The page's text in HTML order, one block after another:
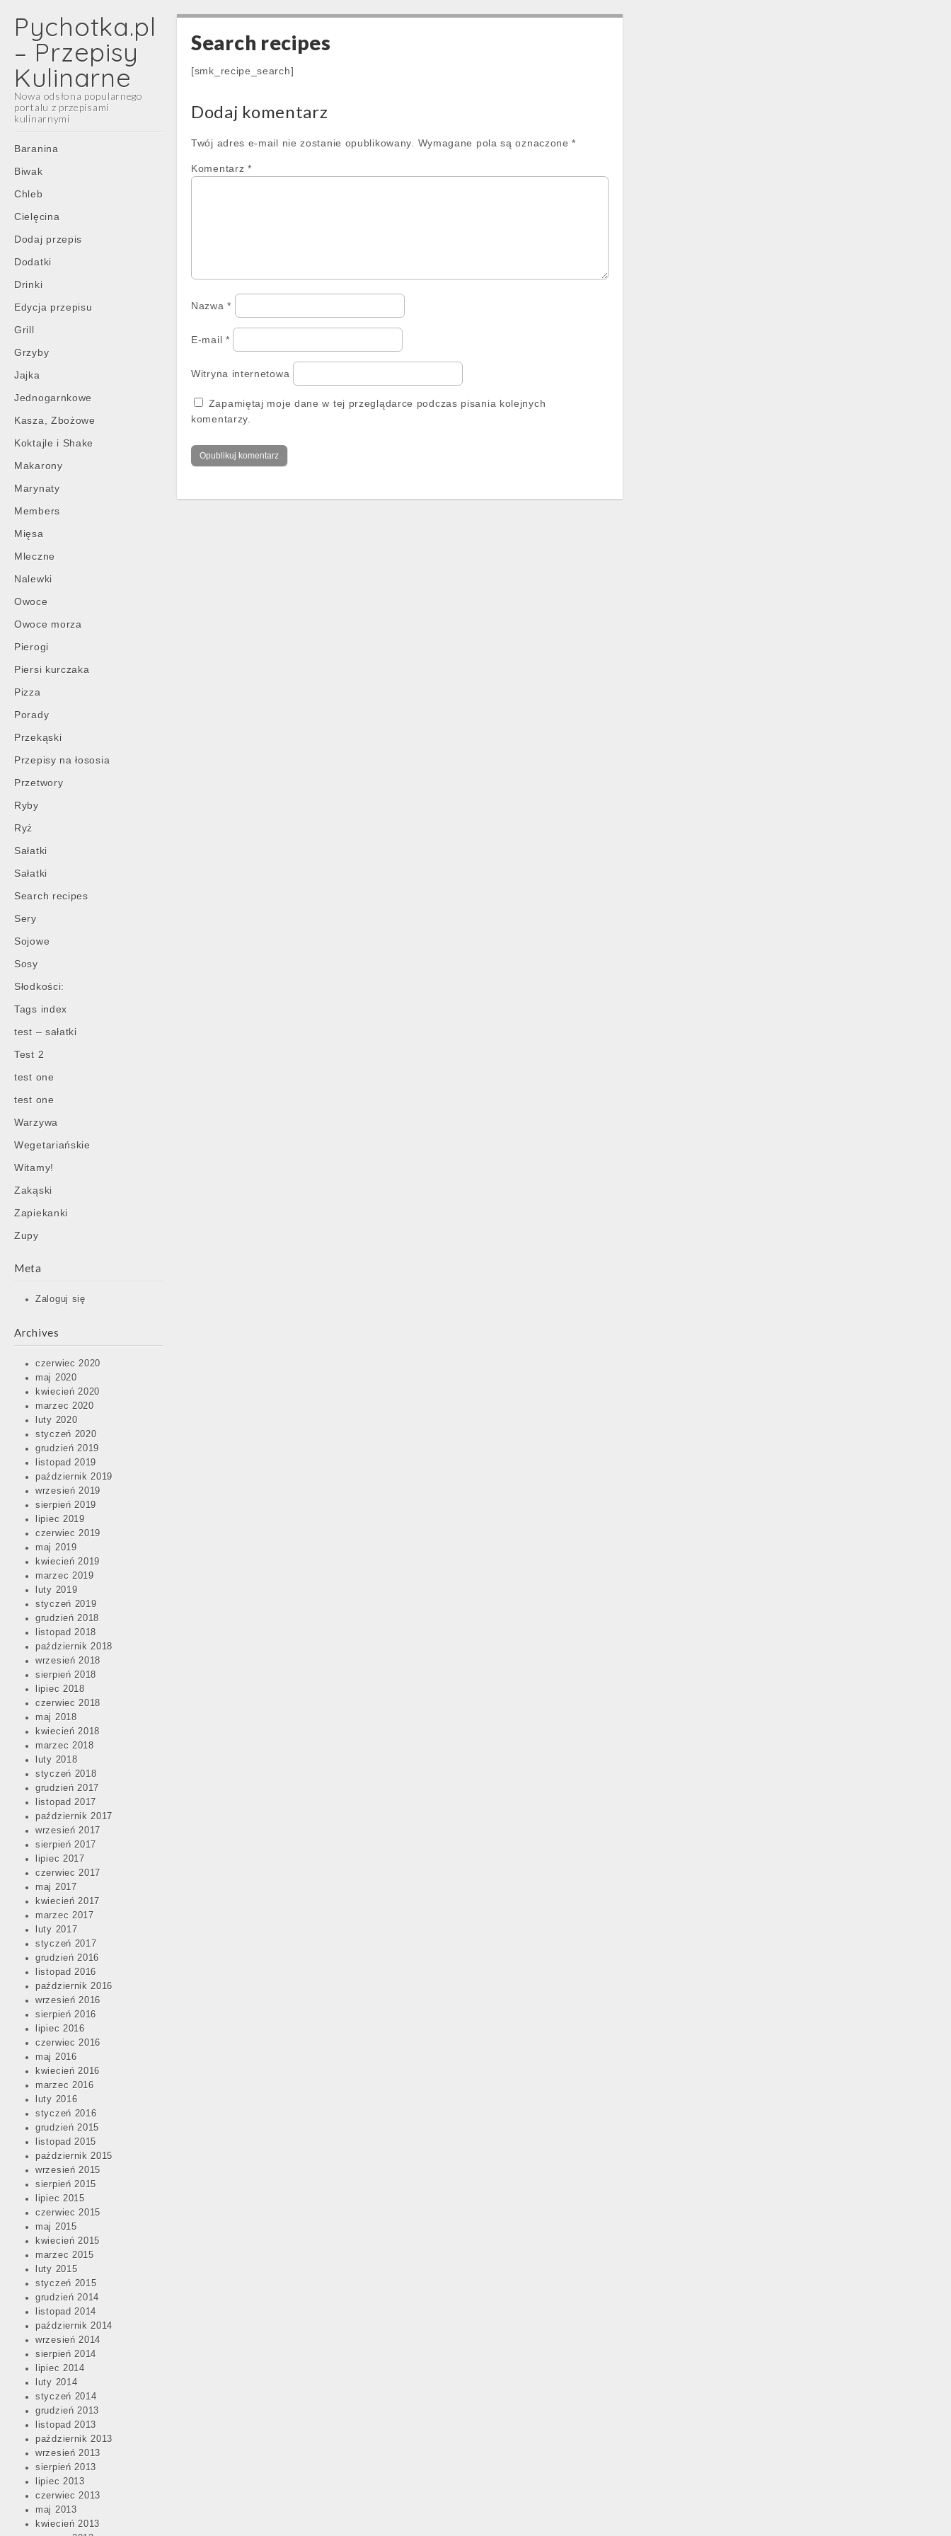
Pychotka.pl
– Przepisy
Kulinarne
Nowa odsłona popularnego
portalu z przepisami
kulinarnymi
Main
menu
Skip
content
Baranina
Biwak
Chleb
Cielęcina
Dodaj przepis
Dodatki
Drinki
Edycja przepisu
Grill
Grzyby
Jajka
Jednogarnkowe
Kasza, Zbożowe
Koktajle i Shake
Makarony
Marynaty
Members
Mięsa
Mleczne
Nalewki
Owoce
Owoce morza
Pierogi
Piersi kurczaka
Pizza
Porady
Przekąski
Przepisy na łososia
Przetwory
Ryby
Ryż
Sałatki
Sałatki
Search recipes
Sery
Sojowe
Sosy
Słodkości:
Tags index
test – sałatki
Test 2
test one
test one
Warzywa
Wegetariańskie
Witamy!
Zakąski
Zapiekanki
Zupy
Meta
Zaloguj się
Archives
czerwiec 2020
maj 2020
kwiecień 2020
marzec 2020
luty 2020
styczeń 2020
grudzień 2019
listopad 2019
październik 2019
wrzesień 2019
sierpień 2019
lipiec 2019
czerwiec 2019
maj 2019
kwiecień 2019
marzec 2019
luty 2019
styczeń 2019
grudzień 2018
listopad 2018
październik 2018
wrzesień 2018
sierpień 2018
lipiec 2018
czerwiec 2018
maj 2018
kwiecień 2018
marzec 2018
luty 2018
styczeń 2018
grudzień 2017
listopad 2017
październik 2017
wrzesień 2017
sierpień 2017
lipiec 2017
czerwiec 2017
maj 2017
kwiecień 2017
marzec 2017
luty 2017
styczeń 2017
grudzień 2016
listopad 2016
październik 2016
wrzesień 2016
sierpień 2016
lipiec 2016
czerwiec 2016
maj 2016
kwiecień 2016
marzec 2016
luty 2016
styczeń 2016
grudzień 2015
listopad 2015
październik 2015
wrzesień 2015
sierpień 2015
lipiec 2015
czerwiec 2015
maj 2015
kwiecień 2015
marzec 2015
luty 2015
styczeń 2015
grudzień 2014
listopad 2014
październik 2014
wrzesień 2014
sierpień 2014
lipiec 2014
luty 2014
styczeń 2014
grudzień 2013
listopad 2013
październik 2013
wrzesień 2013
sierpień 2013
lipiec 2013
czerwiec 2013
maj 2013
kwiecień 2013
Search recipes
[smk_recipe_search]
Dodaj komentarz
Twój adres e-mail nie zostanie opublikowany. Wymagane pola są oznaczone*
Komentarz *
Nazwa*
E-mail *
Witryna internetowa
Zapamiętaj moje dane w tej przeglądarce podczas pisania kolejnych
komentarzy.